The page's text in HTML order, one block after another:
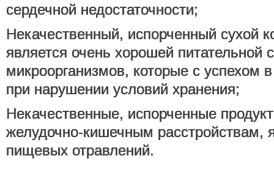
сердечной недостаточности;
Некачественный, испорченный сухой
является очень хорошей питательной
микроорганизмов, которые с успехом
при нарушении условий хранения;
Некачественные, испорченные
желудочно-кишечным расстройствам,
пищевых отравлений.